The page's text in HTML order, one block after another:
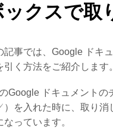
ックスで取
記事では、Google ドキ
引く方法をご紹介します。
Google ドキュメントの
を入れた時に、取り消
なっています。